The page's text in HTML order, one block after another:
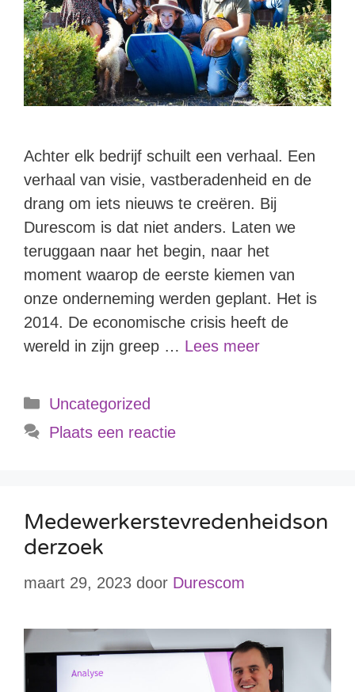
Achter elk bedrijf schuilt een verhaal. Een
verhaal van visie, vastberadenheid en de
drang om iets nieuws te creëren. Bij
Durescom is dat niet anders. Laten we
teruggaan naar het begin, naar het
moment waarop de eerste kiemen van
onze onderneming werden geplant. Het is
2014. De economische crisis heeft de
wereld in zijn greep … Lees meer
Uncategorized
Plaats een reactie
Medewerkerstevredenheidson
derzoek
maart 29, 2023 door Durescom